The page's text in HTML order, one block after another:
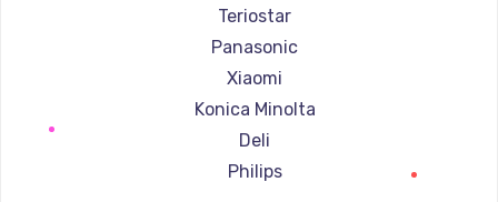
Teriostar
Panasonic
Xiaomi
Konica Minolta
Deli
Philips